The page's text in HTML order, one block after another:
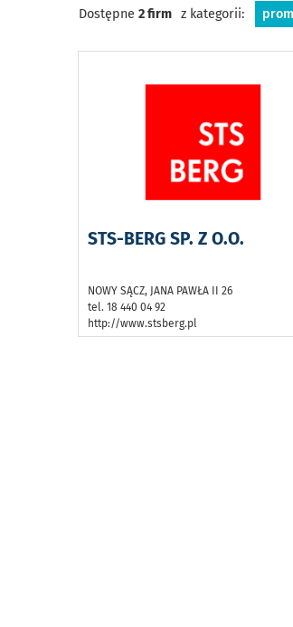
Dostępne 2 firm z kategorii:
STS-BERG SP. Z O.O.
NOWY SĄCZ, JANA PAWŁA II 26
tel. 18 440 04 92
http://www.stsberg.pl